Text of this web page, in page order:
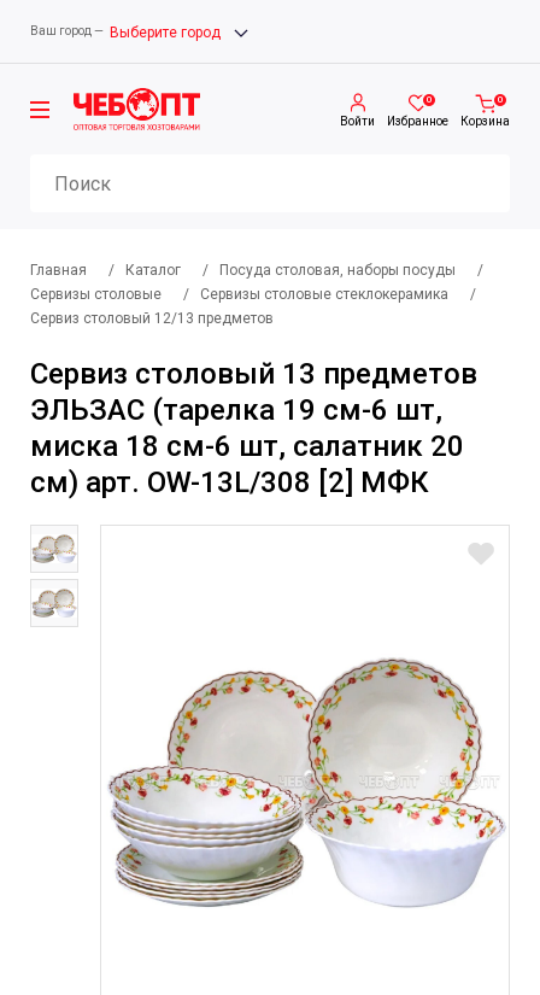
Ваш город — Выберите город
Войти
0
Избранное
0
Корзина
Главная / Каталог / Посуда столовая, наборы посуды
/
Сервизы столовые
/ Сервизы столовые стеклокерамика
/
Сервиз столовый 12/13 предметов
Сервиз столовый 13 предметов
ЭЛЬЗАС (тарелка 19 см-6 шт,
миска 18 см-6 шт, салатник 20
см) арт. OW-13L/308 [2] МФК